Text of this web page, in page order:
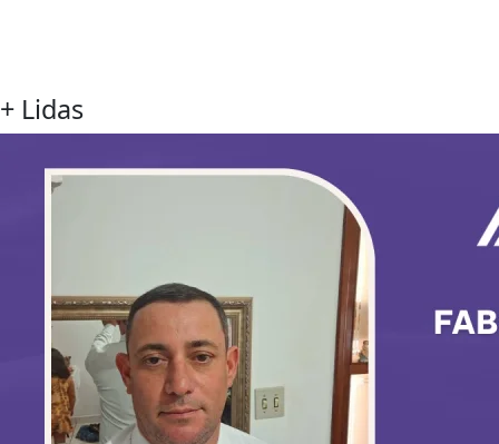
+ Lidas